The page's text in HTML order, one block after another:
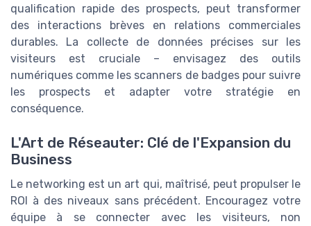
qualification rapide des prospects, peut transformer
des interactions brèves en relations commerciales
durables. La collecte de données précises sur les
visiteurs est cruciale – envisagez des outils
numériques comme les scanners de badges pour suivre
les prospects et adapter votre stratégie en
conséquence.
L'Art de Réseauter: Clé de l'Expansion du
Business
Le networking est un art qui, maîtrisé, peut propulser le
ROI à des niveaux sans précédent. Encouragez votre
équipe à se connecter avec les visiteurs, non